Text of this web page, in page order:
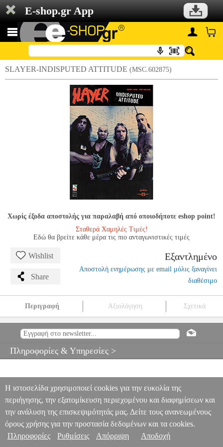
E-shop.gr App
SLAYER-INDISPUTED ATTITUDE (MSC.602875)
Χωρίς έξοδα αποστολής για παραλαβή από οποιοδήποτε eshop point!
Σταθερά Χαμηλές Τιμές!
Εδώ θα βρείτε κάθε μέρα τις πιο ανταγωνιστικές τιμές
Wishlist
Share
Εξαντλημένο
Αποστολή ενημέρωσης με email μόλις ξαναγίνει
διαθέσιμο
Περιγραφή Αξιολόγηση Σχετικά
CHERRY LANE MUSIC CHERRY LANE MUSIC
ΜΟΥΣΙΚΑ
0
Πληροφορίες & Υπηρεσίες >
Η ιστοσελίδα χρησιμοποιεί cookies για την ευκολία της
περιήγησης, την εξατομίκευση περιεχομένου και διαφημίσεων και
την ανάλυση της επισκεψιμότητάς μας. Δείτε τους ανανεωμένους
όρους χρήσης για την προστασία δεδομένων και τα cookies.
Πληροφορίες
Ρυθμίσεις Απόρριψη Αποδοχή